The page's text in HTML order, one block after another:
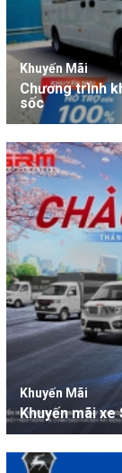
Khuyến Mãi
Chương trình
sốc
Khuyến Mãi
Khuyến mãi xe